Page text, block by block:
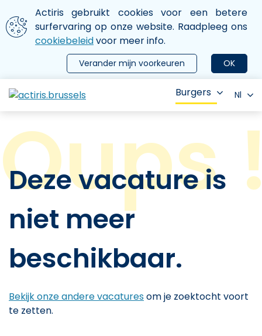
Aller au contenu principal
We gebruiken cookies
Actiris gebruikt cookies voor een betere
surfervaring op onze website. Raadpleeg ons
cookiebeleidvoor meer info.
OK
Verander mijn voorkeuren
le menu
Burgers Nl
Deze vacature is
niet meer
beschikbaar.
Bekijk onze andere vacaturesom je zoektocht voort
te zetten.